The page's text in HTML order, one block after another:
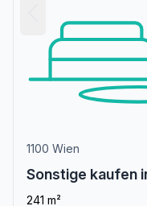
1100 Wien
Sonstige kaufen
241 m²